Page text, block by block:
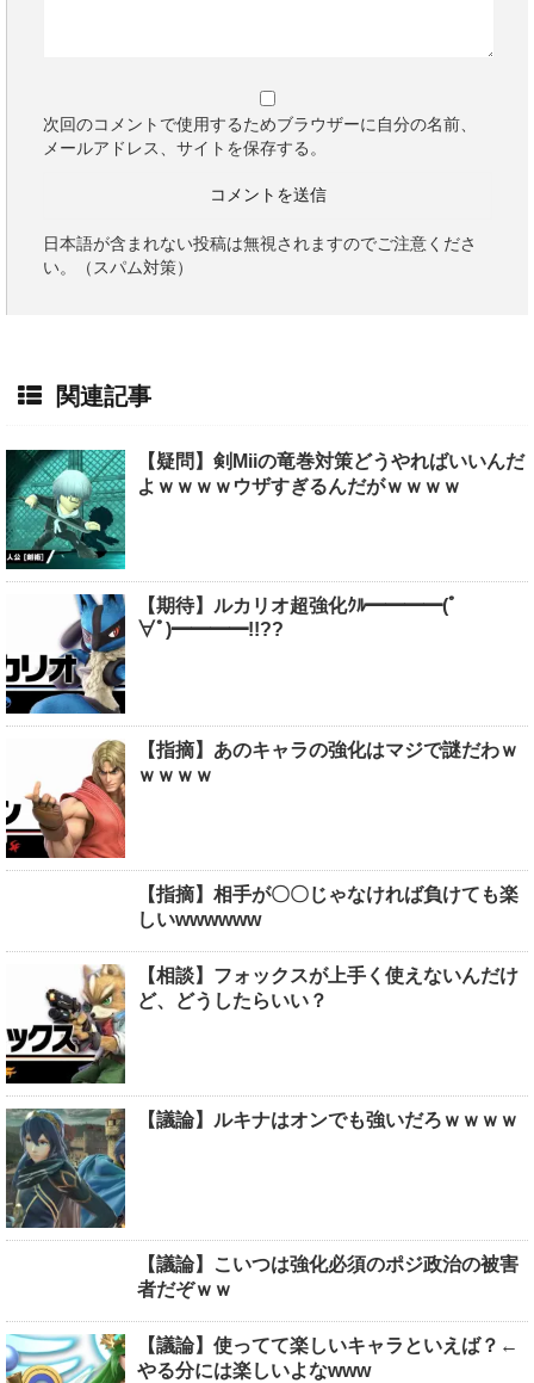
次回のコメントで使用するためブラウザーに自分の名前、
メールアドレス、サイトを保存する。
日本語が含まれない投稿は無視されますのでご注意くださ
い。（スパム対策）
関連記事
【疑問】剣Miiの竜巻対策どうやればいいんだ
よｗｗｗｗウザすぎるんだがｗｗｗｗ
【期待】ルカリオ超強化ｸﾙ━━━━(ﾟ
∀ﾟ)━━━━!!??
【指摘】あのキャラの強化はマジで謎だわｗ
ｗｗｗｗ
【指摘】相手が〇〇じゃなければ負けても楽
しいwwwwww
【相談】フォックスが上手く使えないんだけ
ど、どうしたらいい？
【議論】ルキナはオンでも強いだろｗｗｗｗ
【議論】こいつは強化必須のポジ政治の被害
者だぞｗｗ
【議論】使ってて楽しいキャラといえば？←
やる分には楽しいよなwww